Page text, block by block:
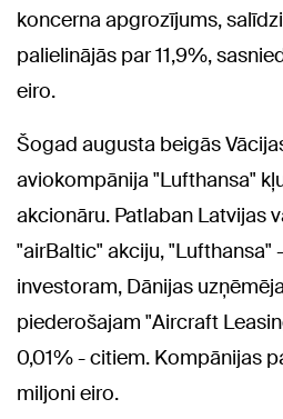
koncerna apgrozījums,
palielinājās par 11,9%,
eiro.
Šogad augusta beigās
aviokompānija "Lufthansa"
akcionāru. Patlaban Latvijas
"airBaltic" akciju, "Lufthansa"
investoram, Dānijas
piederošajam "Aircraft
0,01% - citiem. Kompānijas
miljoni eiro.